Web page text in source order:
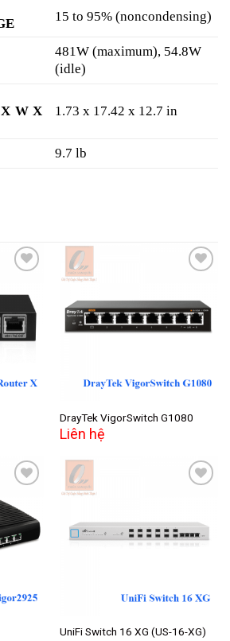
15 to 95% (noncondensing)
481W (maximum), 54.8W
(idle)
W X
1.73 x 17.42 x 12.7 in
9.7 lb
Add to
wishlist
Add to
wishlist
DrayTek VigorSwitch G1080
Liên hệ
Add to
wishlist
Add to
wishlist
UniFi Switch 16 XG (US-16-XG)